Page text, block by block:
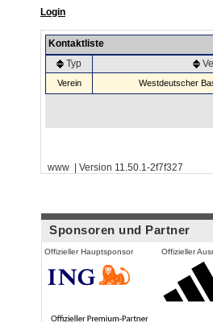
Login
Kontaktliste
Typ
Verein Westdeutscher
www | Version 11.50.1-2f7f327
Sponsoren und Partner
Offizieller Hauptsponsor Offizieller